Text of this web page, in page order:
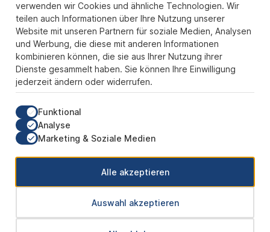
Über uns
Der Pokal & Vereinsbedarf Onlineshop PokalExpress in Marl ist
Ihr Spezialist für Pokale, Medaillen und Trophäen aus Glas und
Resin, mit einem Fokus auf Säulenpokalen. Unser herausragender
Kundenservice zeichnet sich durch Schnelligkeit und
Zuverlässigkeit aus, um jedem Anlass gerecht zu werden. Wir
verstehen die Bedeutung jedes besonderen Moments und bieten
Erwartungen übertrifft. Ob online oder in unserem Showroom, bei
PokalExpress erwartet Sie Qualität, die begeistert, und ein
Unsere Communities
* Alle Preise inkl. gesetzl. Mehrwertsteuer zzgl.
verwenden wir Cookies und ähnliche Technologien. Wir
teilen auch Informationen über Ihre Nutzung unserer
Website mit unseren Partnern für soziale Medien, Analysen
und Werbung, die diese mit anderen Informationen
kombinieren können, die sie aus Ihrer Nutzung ihrer
Dienste gesammelt haben. Sie können Ihre Einwilligung
jederzeit ändern oder widerrufen.
Funktional
Analyse
Marketing & Soziale Medien
Auswahl akzeptieren
Alle akzeptieren